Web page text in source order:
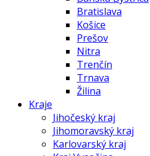
Bratislava
Košice
Prešov
Nitra
Trenčín
Trnava
Žilina
Kraje
Jihočeský kraj
Jihomoravský kraj
Karlovarský kraj